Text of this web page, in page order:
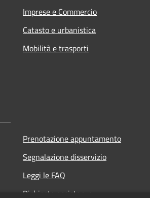
Imprese e Commercio
Catasto e urbanistica
Mobilità e trasporti
Prenotazione appuntamento
Segnalazione disservizio
Leggi le FAQ
Richiesta assistenza